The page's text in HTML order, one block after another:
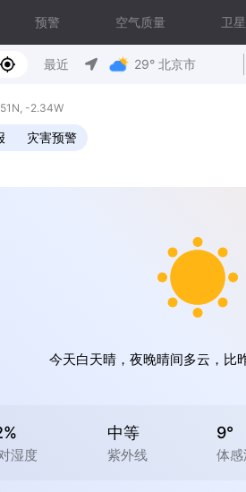
预警 空气质量 卫
最近 29° 北京市
-2.34W
灾害预警
今天白天晴，夜晚晴间多云，比
湿度
中等
紫外线
9°
体